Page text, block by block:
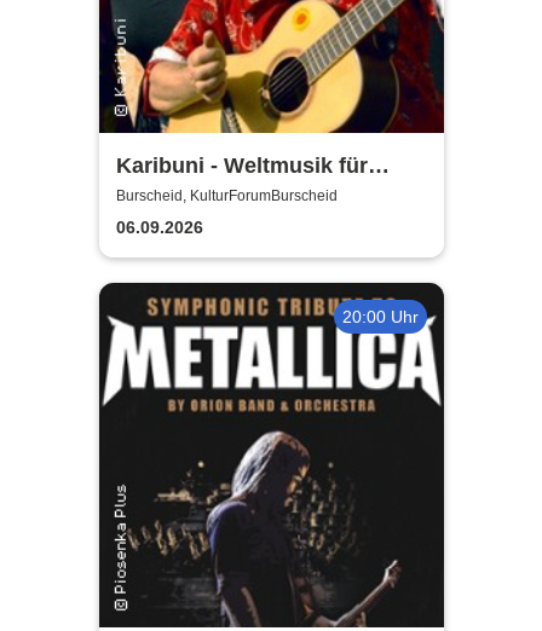
Karibuni - Weltmusik für
Kinder
Burscheid, KulturForumBurscheid
06.09.2026
20:00 Uhr